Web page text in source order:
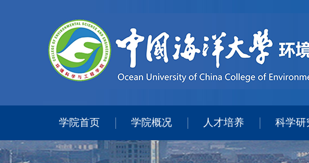
学院首页 学院概况 人才培养 科学研